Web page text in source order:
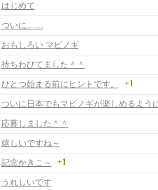
はじめて
ついに……
おもしろい マビノギ
待ちわびてました＾＾
ひとつ始まる前にヒントです。
+1
応募しました＾＾
嬉しいですね～
記念かきこ～
+1
うれしいです